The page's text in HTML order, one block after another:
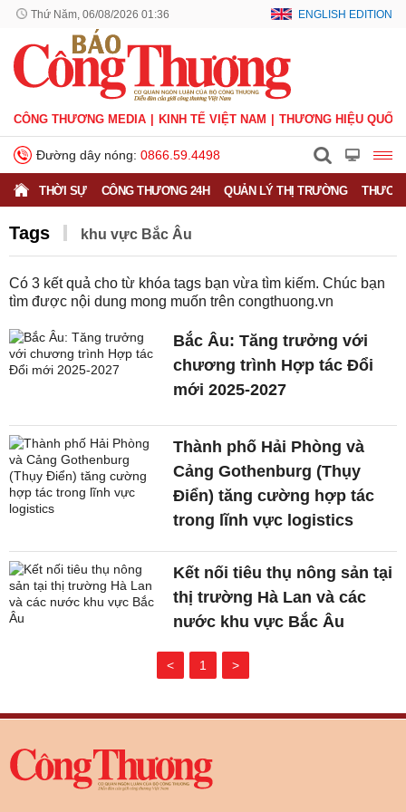
Thứ Năm, 06/08/2026 01:36 ENGLISH EDITION
CÔNG THƯƠNG MEDIA KINH TẾ VIỆT NAM THƯƠNG HIỆU QUỐC
Đường dây nóng: 0866.59.4498
THỜI SỰ CÔNG THƯƠNG 24H QUẢN LÝ THỊ TRƯỜNG
Tags khu vực Bắc Âu
Có 3 kết quả cho từ khóa tags bạn vừa tìm kiếm. Chúc bạn
tìm được nội dung mong muốn trên congthuong.vn
Bắc Âu: Tăng trưởng với
chương trình Hợp tác Đổi
mới 2025-2027
Thành phố Hải Phòng và
Cảng Gothenburg (Thụy
Điển) tăng cường hợp tác
trong lĩnh vực logistics
Kết nối tiêu thụ nông sản tại
thị trường Hà Lan và các
nước khu vực Bắc Âu
< 1 >